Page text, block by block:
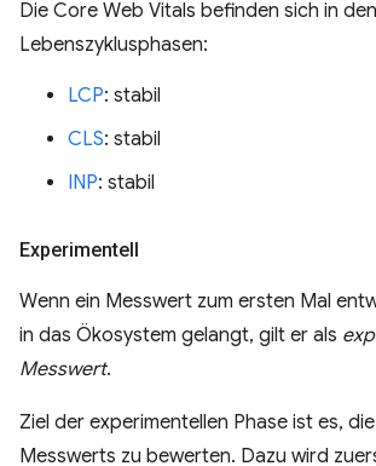
Die Core Web Vitals befinden sich in
Lebenszyklusphasen:
LCP: stabil
CLS: stabil
INP: stabil
Experimentell
Wenn ein Messwert zum ersten Mal
in das Ökosystem gelangt, gilt er als
Messwert.
Ziel der experimentellen Phase ist es,
Messwerts zu bewerten. Dazu wird